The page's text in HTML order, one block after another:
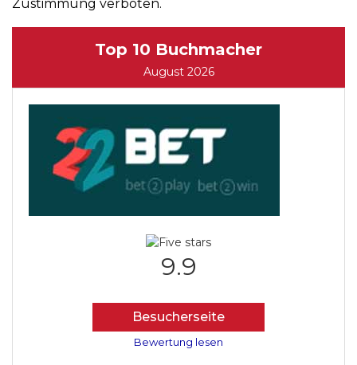
Zustimmung verboten.
Top 10 Buchmacher
August 2026
9.9
Besucherseite
Bewertung lesen